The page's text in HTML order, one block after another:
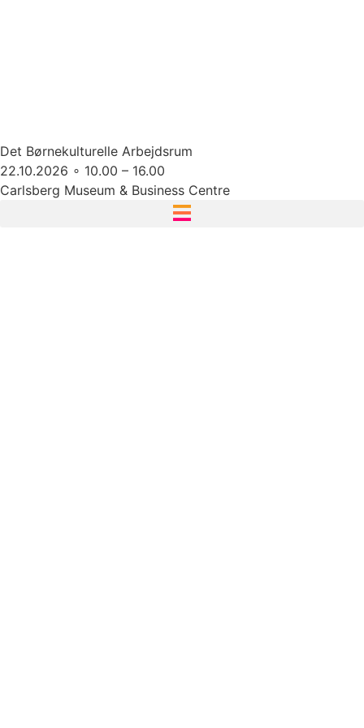
Det Børnekulturelle Arbejdsrum
22.10.2026 ∘ 10.00 – 16.00
Carlsberg Museum & Business Centre